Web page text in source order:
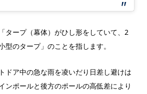
タープ（幕体）がひし形をしていて、2
型のタープ」のことを指します。
ドア中の急な雨を凌いだり日差し避けは
ンポールと後方のポールの高低差により